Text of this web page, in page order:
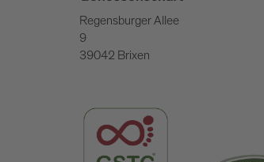
Regensburger Allee
9
39042 Brixen